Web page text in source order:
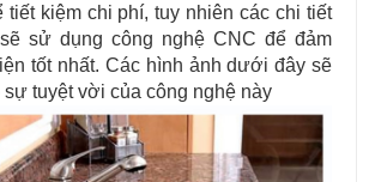
tiết kiệm chi phí, tuy nhiên các chi tiết
sử dụng công nghệ CNC để đảm
tốt nhất. Các hình ảnh dưới đây sẽ
sự tuyệt vời của công nghệ này